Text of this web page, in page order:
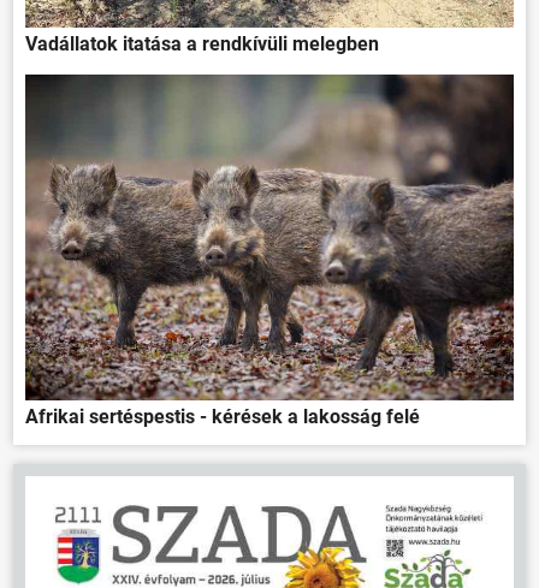
ÖNKORMÁNYZAT
ÜGYINTÉZÉS
KÖZÖSSÉG
HÍREK
VÁLASZTÁSOK
Vadállatok itatása a rendkívüli melegben
Afrikai sertéspestis - kérések a lakosság felé